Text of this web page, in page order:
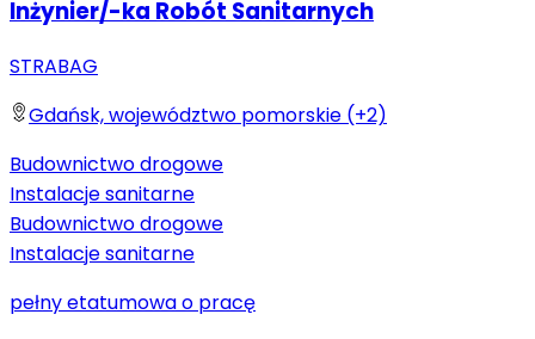
Inżynier/-ka Robót Sanitarnych
STRABAG
Gdańsk, województwo pomorskie (+2)
Budownictwo drogowe
Instalacje sanitarne
Budownictwo drogowe
Instalacje sanitarne
pełny etatumowa o pracę